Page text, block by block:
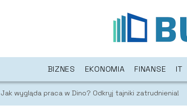
BIZNES EKONOMIA FINANSE IT
Jak wygląda praca w Dino? Odkryj tajniki zatrudnienia!